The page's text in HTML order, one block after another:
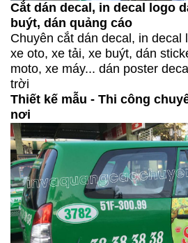
Cắt dán decal, in decal logo
buýt, dán quảng cáo
Chuyên cắt dán decal, in decal
xe oto, xe tải, xe buýt, dán
moto, xe máy... dán poster
trời
Thiết kế mẫu - Thi công
nơi